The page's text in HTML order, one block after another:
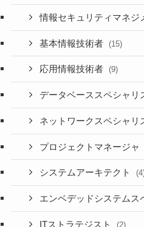
情報セキュリティマネジ
基本情報技術者 (15)
応用情報技術者 (9)
データベーススペシャリ
ネットワークスペシャリ
プロジェクトマネージャ
システムアーキテクト
エンベデッドシステムス
ITストラテジスト (2)